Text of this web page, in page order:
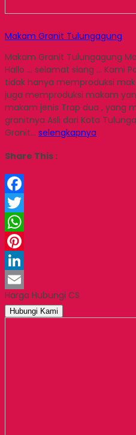
Makam Granit Tulungagung
Makam Granit Tulungagung
Hallo … selamat siang … Kami
tidak hanya memproduksi
juga memproduksi makam
makam jenis Trap dua , yang
granitnya Asli dari Kota
Granit… selengkapnya
Share This :
Facebook
Twitter
WhatsApp
Pinterest
LinkedIn
Email
Harga Hubungi CS
Hubungi Kami